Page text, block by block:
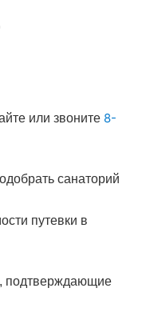
или звоните 8-
санаторий
путевки в
подтверждающие